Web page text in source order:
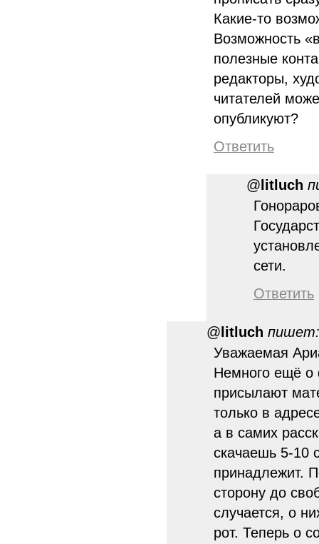
Какие-то
Возможность
полезные
редакторы,
читателей
опубликуют?
Ответить
@ litluch
сети.
Ответить
@ litluch пишет:
Уважаемая
Немного ещё о
присылают
только в
а в самих
скачаешь 5-10
принадлежит.
сторону до
случается, о
рот. Теперь о